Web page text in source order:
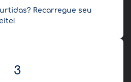
Recarregue seu
3